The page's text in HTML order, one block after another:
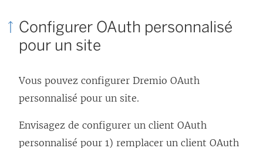
Configurer OAuth personnalisé
pour un site
Vous pouvez configurer Dremio OAuth
personnalisé pour un site.
Envisagez de configurer un client OAuth
personnalisé pour 1) remplacer un client OAuth